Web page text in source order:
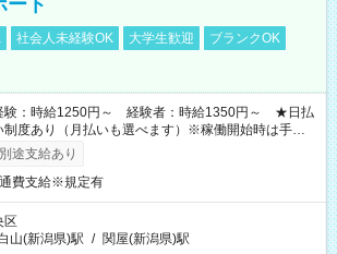
ート
社会人未経験OK 大学生歓迎
ブランクOK
験：時給1250円～ 経験者：時給1350円～ ★日払
制度あり（月払いも選べます）※稼働開始時は手続き
お支払いとなります。
途支給あり
費支給※規定有
区
山(新潟県)駅 / 関屋(新潟県)駅